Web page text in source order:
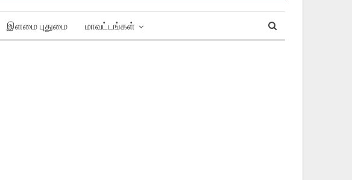
இளமை புதுமை மாவட்டங்கள்